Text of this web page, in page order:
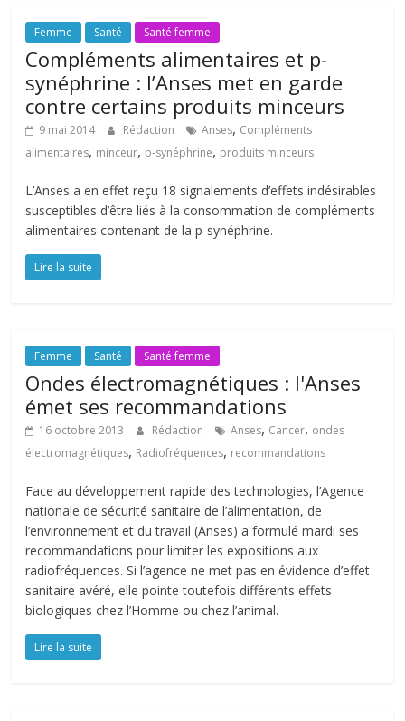
Femme Santé Santé femme
Compléments alimentaires et p-
synéphrine : l’Anses met en garde
contre certains produits minceurs
9 mai 2014 Rédaction Anses, Compléments
alimentaires, minceur, p-synéphrine, produits minceurs
L’Anses a en effet reçu 18 signalements d’effets indésirables
susceptibles d’être liés à la consommation de compléments
alimentaires contenant de la p-synéphrine.
Lire la suite
Femme Santé Santé femme
Ondes électromagnétiques : l'Anses
émet ses recommandations
16 octobre 2013 Rédaction Anses, Cancer, ondes
électromagnétiques, Radiofréquences, recommandations
Face au développement rapide des technologies, l’Agence
nationale de sécurité sanitaire de l’alimentation, de
l’environnement et du travail (Anses) a formulé mardi ses
recommandations pour limiter les expositions aux
radiofréquences. Si l’agence ne met pas en évidence d’effet
sanitaire avéré, elle pointe toutefois différents effets
biologiques chez l’Homme ou chez l’animal.
Lire la suite